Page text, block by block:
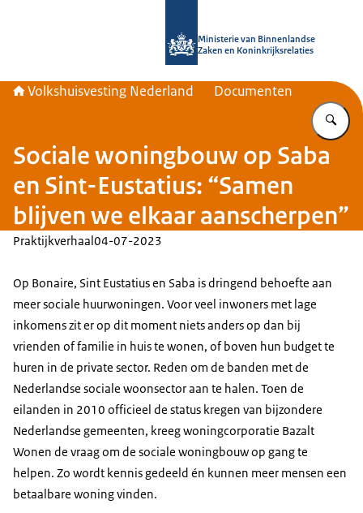
Ministerie van Binnenlandse
Zaken en Koninkrijksrelaties
Volkshuisvesting Nederland Documenten
Sociale woningbouw op Saba
en Sint-Eustatius: “Samen
blijven we elkaar aanscherpen”
Praktijkverhaal04-07-2023
Op Bonaire, Sint Eustatius en Saba is dringend behoefte aan
meer sociale huurwoningen. Voor veel inwoners met lage
inkomens zit er op dit moment niets anders op dan bij
vrienden of familie in huis te wonen, of boven hun budget te
huren in de private sector. Reden om de banden met de
Nederlandse sociale woonsector aan te halen. Toen de
eilanden in 2010 officieel de status kregen van bijzondere
Nederlandse gemeenten, kreeg woningcorporatie Bazalt
Wonen de vraag om de sociale woningbouw op gang te
helpen. Zo wordt kennis gedeeld én kunnen meer mensen een
betaalbare woning vinden.